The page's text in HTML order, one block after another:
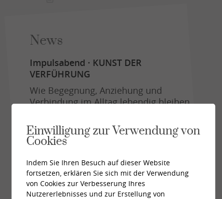
News
Impulsabend · KUNST DER
VERFÜHRUNG
Wie Begegnung, Anziehung und
Verbindung im Alltag lebendig bleiben.
Einwilligung zur Verwendung von
Cookies
Indem Sie Ihren Besuch auf dieser Website
fortsetzen, erklären Sie sich mit der Verwendung
von Cookies zur Verbesserung Ihres
Nutzererlebnisses und zur Erstellung von